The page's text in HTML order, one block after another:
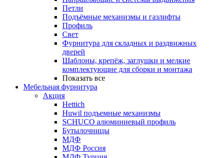
Петли
Подъёмные механизмы и газлифты
Профиль
Свет
Фурнитура для складных и раздвижных
дверей
Шаблоны, крепёж, заглушки и мелкие
комплектующие для сборки и монтажа
Показать все
Мебельная фурнитура
Акция
Hettich
Huwil подъемные механизмы
SCHUCO алюминиевый профиль
Бутылочницы
МДФ
МДФ Россия